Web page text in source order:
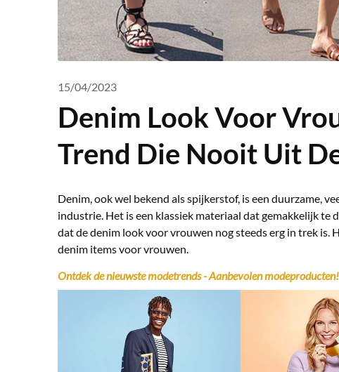
15/04/2023
Denim Look Voor
Trend Die Nooit Uit
Denim, ook wel bekend als spijkerstof, is een duurzame,
industrie. Het is een klassiek materiaal dat gemakkelijk te
dat de denim look voor vrouwen nog steeds erg in trek
denim items voor vrouwen.
Ontdek de nieuwste modetrends - Aanbevolen modeproducten!